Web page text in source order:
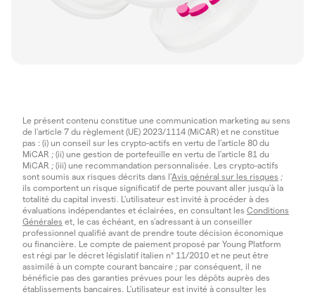
Le présent contenu constitue une communication marketing au sens
de l'article 7 du règlement (UE) 2023/1114 (MiCAR) et ne constitue
pas : (i) un conseil sur les crypto-actifs en vertu de l'article 80 du
MiCAR ; (ii) une gestion de portefeuille en vertu de l'article 81 du
MiCAR ; (iii) une recommandation personnalisée. Les crypto-actifs
sont soumis aux risques décrits dans l'Avis général sur les risques ;
ils comportent un risque significatif de perte pouvant aller jusqu'à la
totalité du capital investi. L'utilisateur est invité à procéder à des
évaluations indépendantes et éclairées, en consultant les Conditions
Générales et, le cas échéant, en s'adressant à un conseiller
professionnel qualifié avant de prendre toute décision économique
ou financière. Le compte de paiement proposé par Young Platform
est régi par le décret législatif italien n° 11/2010 et ne peut être
assimilé à un compte courant bancaire ; par conséquent, il ne
bénéficie pas des garanties prévues pour les dépôts auprès des
établissements bancaires. L'utilisateur est invité à consulter les